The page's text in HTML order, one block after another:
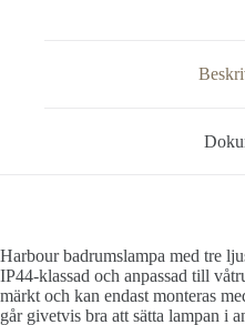
Harbour badrumslampa med tre
IP44-klassad och anpassad till
märkt och kan endast monteras
går givetvis bra att sätta lampan i